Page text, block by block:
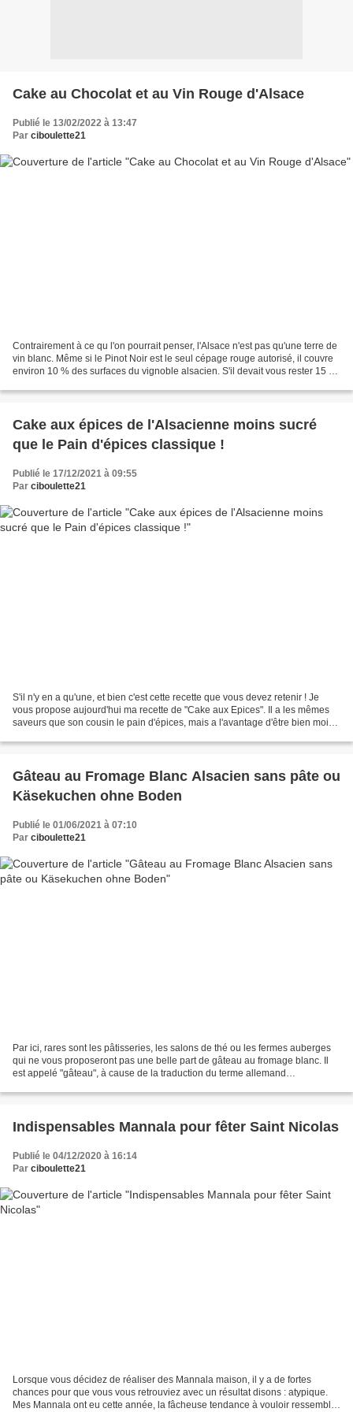
Cake au Chocolat et au Vin Rouge d'Alsace
Publié le 13/02/2022 à 13:47
Par ciboulette21
Contrairement à ce qu l'on pourrait penser, l'Alsace n'est pas qu'une terre de
vin blanc. Même si le Pinot Noir est le seul cépage rouge autorisé, il couvre
environ 10 % des surfaces du vignoble alsacien. S'il devait vous rester 15 cl
Cake aux épices de l'Alsacienne moins sucré
que le Pain d'épices classique !
Publié le 17/12/2021 à 09:55
Par ciboulette21
S'il n'y en a qu'une, et bien c'est cette recette que vous devez retenir ! Je
vous propose aujourd'hui ma recette de "Cake aux Epices". Il a les mêmes
saveurs que son cousin le pain d'épices, mais a l'avantage d'être bien moins
Gâteau au Fromage Blanc Alsacien sans pâte ou
Käsekuchen ohne Boden
Publié le 01/06/2021 à 07:10
Par ciboulette21
Par ici, rares sont les pâtisseries, les salons de thé ou les fermes auberges
qui ne vous proposeront pas une belle part de gâteau au fromage blanc. Il
est appelé "gâteau", à cause de la traduction du terme allemand
Indispensables Mannala pour fêter Saint Nicolas
Publié le 04/12/2020 à 16:14
Par ciboulette21
Lorsque vous décidez de réaliser des Mannala maison, il y a de fortes
chances pour que vous vous retrouviez avec un résultat disons : atypique.
Mes Mannala ont eu cette année, la fâcheuse tendance à vouloir ressembler